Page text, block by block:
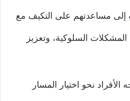
إلى مساعدتهم على التكيف مع
المشكلات السلوكية، وتعزيز
الأفراد نحو اختيار المسار